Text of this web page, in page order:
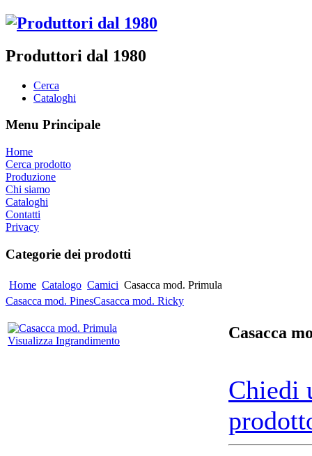
Produttori dal 1980
Cerca
Cataloghi
Menu Principale
Home
Cerca prodotto
Produzione
Chi siamo
Cataloghi
Contatti
Privacy
Categorie dei prodotti
Home Catalogo Camici Casacca mod. Primula
Casacca mod. PinesCasacca mod. Ricky
Visualizza Ingrandimento Casacca
Chiedi